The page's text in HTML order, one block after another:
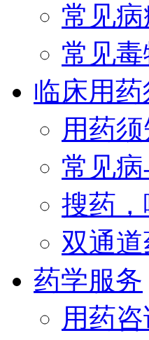
常见
常见
临床用药
用药须
常见
搜药，
双通
药学服务
用药